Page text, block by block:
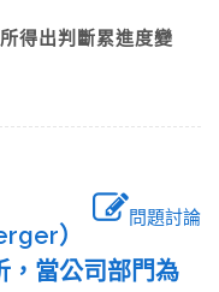
得出判斷累進度變
問題討論
）
，當公司部門為